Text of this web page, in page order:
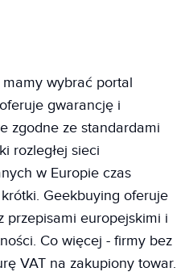
wybrać portal
gwarancję i
zgodne ze standardami
rozległej sieci
w Europie czas
Geekbuying oferuje
przepisami europejskimi i
Co więcej - firmy bez
VAT na zakupiony towar.